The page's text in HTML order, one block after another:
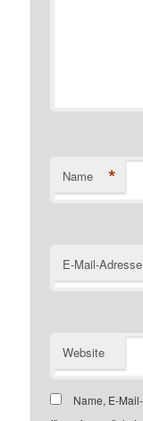
Name *
E-Mail-Adresse
Website
Name, E-